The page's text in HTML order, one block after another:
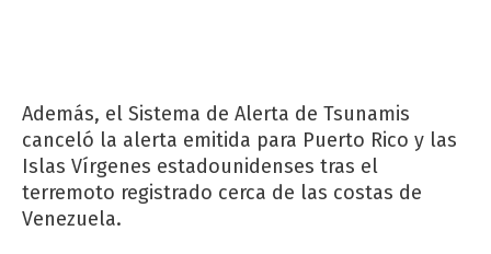
Además, el Sistema de Alerta de Tsunamis
canceló la alerta emitida para Puerto Rico y las
Islas Vírgenes estadounidenses tras el
terremoto registrado cerca de las costas de
Venezuela.